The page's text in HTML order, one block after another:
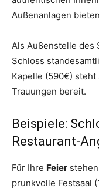
Außenanlagen bieten
Als Außenstelle des
Schloss
Kapelle (590€)
Trauungen bereit.
Beispiele:
Restaurant-
Für Ihre Feier
prunkvolle Festsaal